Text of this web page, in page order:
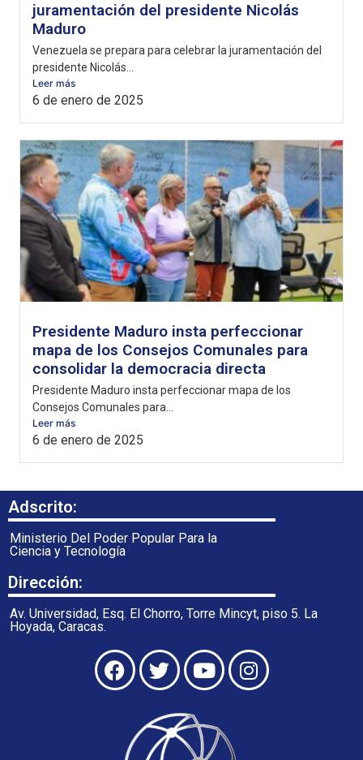
juramentación del presidente Nicolás
Maduro
Venezuela se prepara para celebrar la juramentación del
presidente Nicolás...
Leer más
6 de enero de 2025
Presidente Maduro insta perfeccionar
mapa de los Consejos Comunales para
consolidar la democracia directa
Presidente Maduro insta perfeccionar mapa de los
Consejos Comunales para...
Leer más
6 de enero de 2025
Adscrito:
Ministerio Del Poder Popular Para la
Ciencia y Tecnología
Dirección:
Av. Universidad, Esq. El Chorro, Torre Mincyt, piso 5. La
Hoyada, Caracas.